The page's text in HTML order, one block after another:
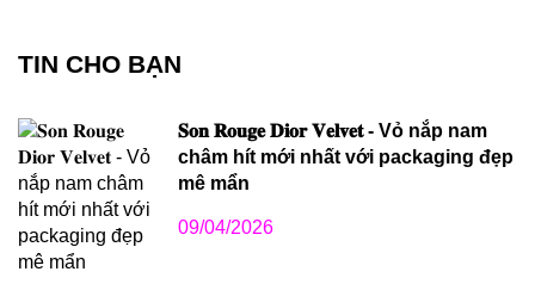
TIN CHO BẠN
𝐒𝐨𝐧 𝐑𝐨𝐮𝐠𝐞 𝐃𝐢𝐨𝐫 𝐕𝐞𝐥𝐯𝐞𝐭 - Vỏ nắp nam
châm hít mới nhất với packaging đẹp
mê mẩn
09/04/2026